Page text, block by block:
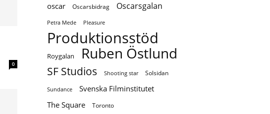
0
oscar Oscarsbidrag Oscarsgalan
Petra Mede Pleasure
Produktionsstöd
Roygalan Ruben Östlund
SF Studios Shooting star Solsidan
Sundance
Svenska Filminstitutet
The Square
Toronto